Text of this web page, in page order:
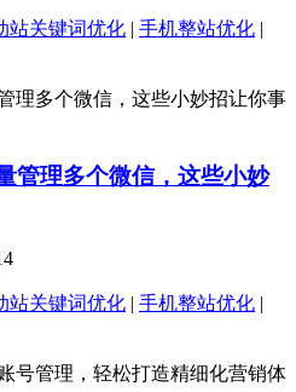
站关键词优化 | 手机整站优化 |
管理多个微信，这些小妙
站关键词优化 | 手机整站优化 |